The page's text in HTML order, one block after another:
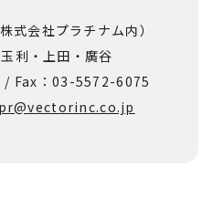
会社プラチナム内）
利・上田・廣谷
Fax：03-5572-6075